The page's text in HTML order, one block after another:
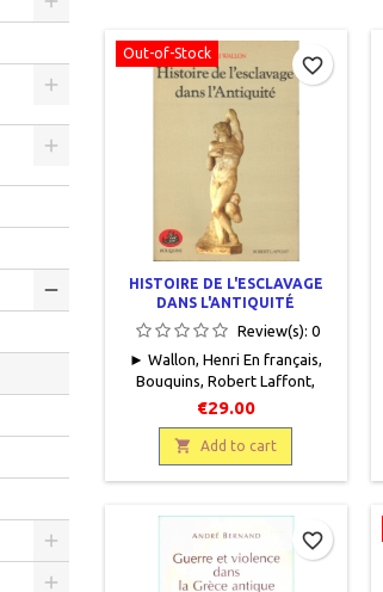
Out-of-Stock
HISTOIRE DE L'ESCLAVAGE
DANS L'ANTIQUITÉ
Review(s):0
► Wallon, Henri En français,
Bouquins, Robert Laffont,
1988,13 x 20, 1101 pages,
Bords des pages intérieures
légèrement
jaunis.9782221049532
€29.00
 Add to cart
favorite_border
favorite_border